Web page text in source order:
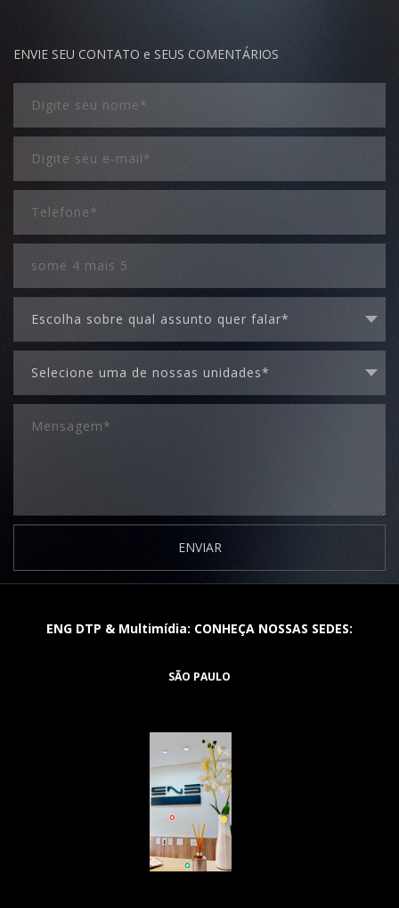
ENVIE SEU CONTATO e SEUS COMENTÁRIOS
ENVIAR
ENG DTP & Multimídia: CONHEÇA NOSSAS SEDES:
SÃO PAULO